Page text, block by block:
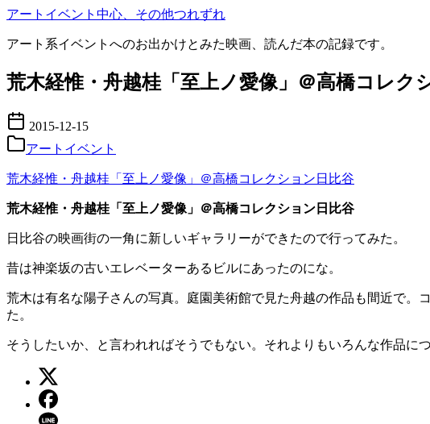
コ
テ
ツ
移
動
アートイベント中心、その他つれずれ
アート系イベントへのお出かけとみた映画、読んだ本の記録です。
荒木経惟・舟越桂「至上ノ愛像」＠高橋コレク
2015-12-15
アートイベント
荒木経惟・舟越桂「至上ノ愛像」＠高橋コレクション日比谷
荒木経惟・舟越桂「至上ノ愛像」＠高橋コレクション日比谷
日比谷の映画街の一角に新しいギャラリーができたので行ってみた。
昔は神楽坂の古いエレベーターあるビルにあったのにな。
荒木は有名な陽子さんの写真。庭園美術館で見た舟越の作品も間近で
た。
そうしたいか、と言われればそうでもない。それよりもいろんな作品に